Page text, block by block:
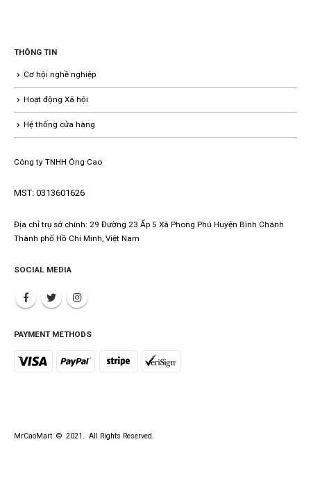
THÔNG TIN
Cơ hội nghề nghiệp
Hoạt động Xã hội
Hệ thống cửa hàng
Công ty TNHH Ông Cao
MST: 0313601626
Địa chỉ trụ sở chính: 29 Đường 23 Ấp 5 Xã Phong Phú Huyện Bình Chánh
Thành phố Hồ Chí Minh, Việt Nam
SOCIAL MEDIA
PAYMENT METHODS
MrCaoMart. © 2021. All Rights Reserved.